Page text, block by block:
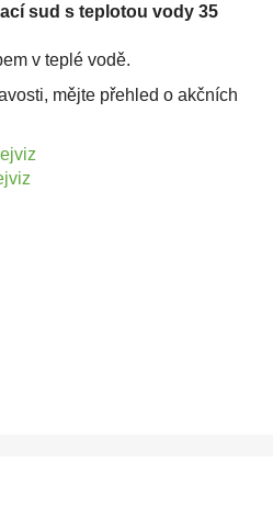
sud s teplotou vody 35
v teplé vodě.
mějte přehled o akčních